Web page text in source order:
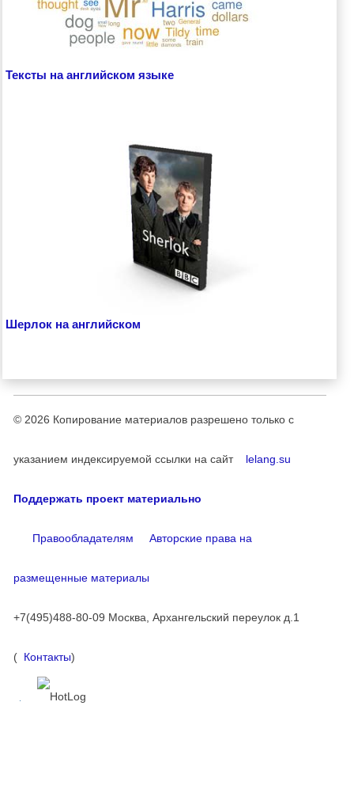
Тексты на английском языке
Шерлок на английском
© 2026 Копирование материалов разрешено только с
указанием индексируемой ссылки на сайт lelang.su
Поддержать проект материально
Правообладателям Авторские права на
размещенные материалы
+7(495)488-80-09 Москва, Архангельский переулок д.1
( Контакты)